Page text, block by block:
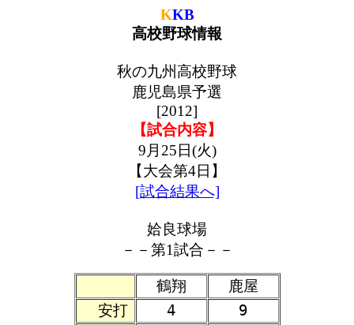
KKB
高校野球情報
秋の九州高校野球
鹿児島県予選
[2012]
【試合内容】
9月25日(火)
【大会第4日】
[試合結果へ]
姶良球場
－－第1試合－－
鶴翔
鹿屋
安打
4
9